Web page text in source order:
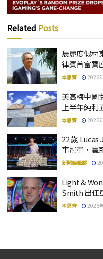
Related Posts
晨麗度假村
律賓首富寶
本思齊 2026
美高梅中國
上半年純利
本思齊 2026
22 歲 Lucas
事冠軍，贏
新聞編輯部
Light &
Smith 出任
本思齊 2026